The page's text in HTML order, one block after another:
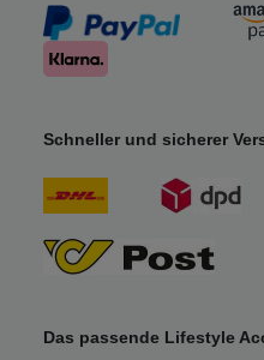
Schneller und sicherer
Das passende Lifestyle